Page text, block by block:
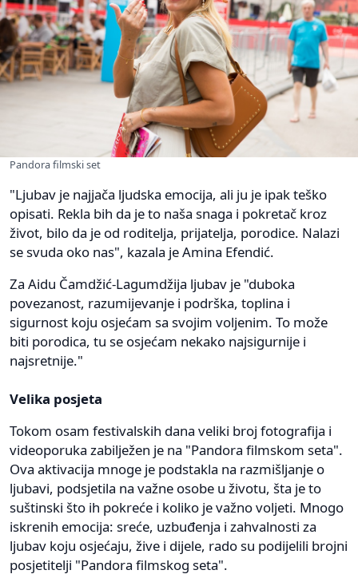
Pandora filmski set
"Ljubav je najjača ljudska emocija, ali ju je ipak teško
opisati. Rekla bih da je to naša snaga i pokretač kroz
život, bilo da je od roditelja, prijatelja, porodice. Nalazi
se svuda oko nas", kazala je Amina Efendić.
Za Aidu Čamdžić-Lagumdžija ljubav je "duboka
povezanost, razumijevanje i podrška, toplina i
sigurnost koju osjećam sa svojim voljenim. To može
biti porodica, tu se osjećam nekako najsigurnije i
najsretnije."
Velika posjeta
Tokom osam festivalskih dana veliki broj fotografija i
videoporuka zabilježen je na "Pandora filmskom seta".
Ova aktivacija mnoge je podstakla na razmišljanje o
ljubavi, podsjetila na važne osobe u životu, šta je to
suštinski što ih pokreće i koliko je važno voljeti. Mnogo
iskrenih emocija: sreće, uzbuđenja i zahvalnosti za
ljubav koju osjećaju, žive i dijele, rado su podijelili brojni
posjetitelji "Pandora filmskog seta".